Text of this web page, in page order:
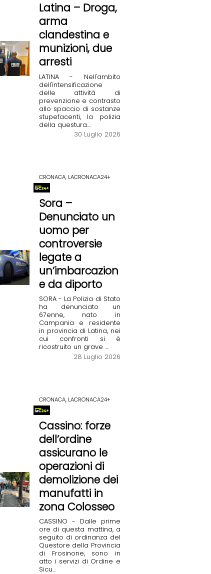
Latina – Droga,
arma
clandestina e
munizioni, due
arresti
LATINA - Nell'ambito
dell'intensificazione
delle attività di
prevenzione e contrasto
allo spaccio di sostanze
stupefacenti, la polizia
della questura....
30 Luglio 2026
CRONACA, LACRONACA24+
Sora –
Denunciato un
uomo per
controversie
legate a
un’imbarcazion
e da diporto
SORA - La Polizia di Stato
ha denunciato un
67enne, nato in
Campania e residente
in provincia di Latina, nei
cui confronti si è
ricostruito un grave ....
28 Luglio 2026
CRONACA, LACRONACA24+
Cassino: forze
dell’ordine
assicurano le
operazioni di
demolizione dei
manufatti in
zona Colosseo
CASSINO - Dalle prime
ore di questa mattina, a
seguito di ordinanza del
Questore della Provincia
di Frosinone, sono in
atto i servizi di Ordine e
Sicu...